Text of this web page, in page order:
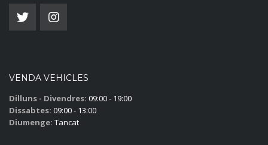
VENDA VEHICLES
Dilluns - Divendres: 09:00 - 19:00
Dissabtes: 09:00 - 13:00
Diumenge: Tancat